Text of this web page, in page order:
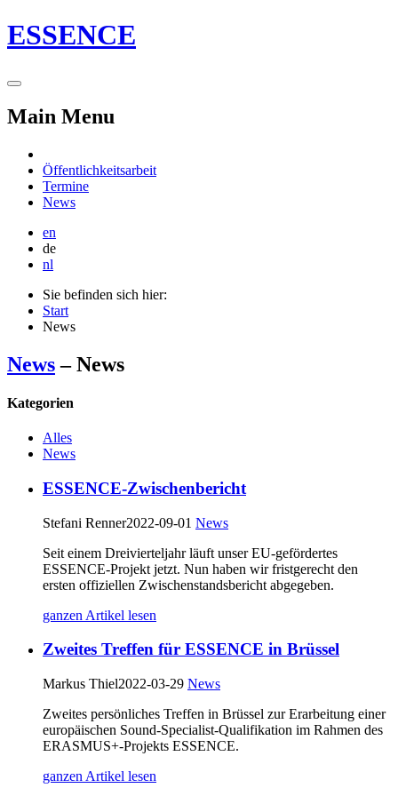
ESSENCE
Main Menu
Öffentlichkeitsarbeit
Termine
News
en
de
nl
Sie befinden sich hier:
Start
News
News– News
Kategorien
Alles
News
ESSENCE-Zwischenbericht
Stefani Renner2022-09-01 News
Seit einem Dreivierteljahr läuft unser EU-gefördertes
ESSENCE-Projekt jetzt. Nun haben wir fristgerecht den
ersten offiziellen Zwischenstandsbericht abgegeben.
ganzen Artikel lesen
Zweites Treffen für ESSENCE in Brüssel
Markus Thiel2022-03-29 News
Zweites persönliches Treffen in Brüssel zur Erarbeitung einer
europäischen Sound-Specialist-Qualifikation im Rahmen des
ERASMUS+-Projekts ESSENCE.
ganzen Artikel lesen